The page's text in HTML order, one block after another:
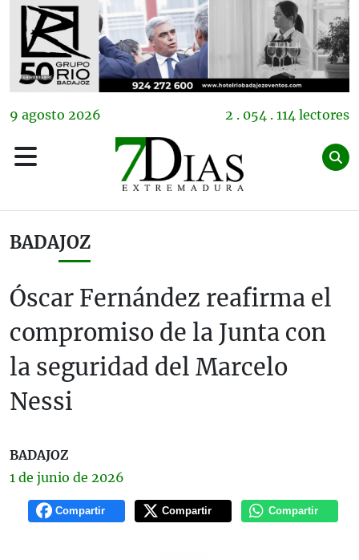
9 agosto 2026 2 . 054 . 114 lectores
BADAJOZ
Óscar Fernández reafirma el
compromiso de la Junta con
la seguridad del Marcelo
Nessi
BADAJOZ
1 de junio de 2026
Compartir Compartir Compartir